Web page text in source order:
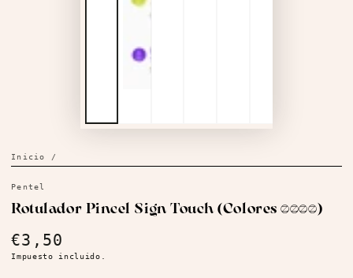
Inicio /
Pentel
Rotulador Pincel Sign Touch (Colores 2024)
Precio
regular
€3,50
Impuesto incluido.